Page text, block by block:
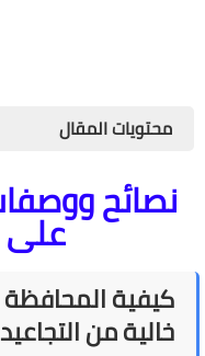
محتويات المقال
نصائح
على
كيفية
خالية من التجاعيد